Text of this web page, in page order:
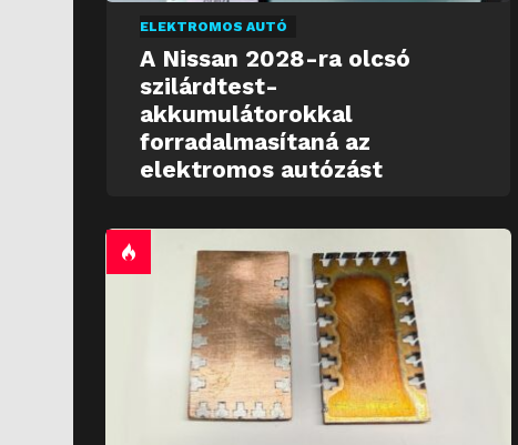
ELEKTROMOS AUTÓ
A Nissan 2028-ra olcsó
szilárdtest-
akkumulátorokkal
forradalmasítaná az
elektromos autózást